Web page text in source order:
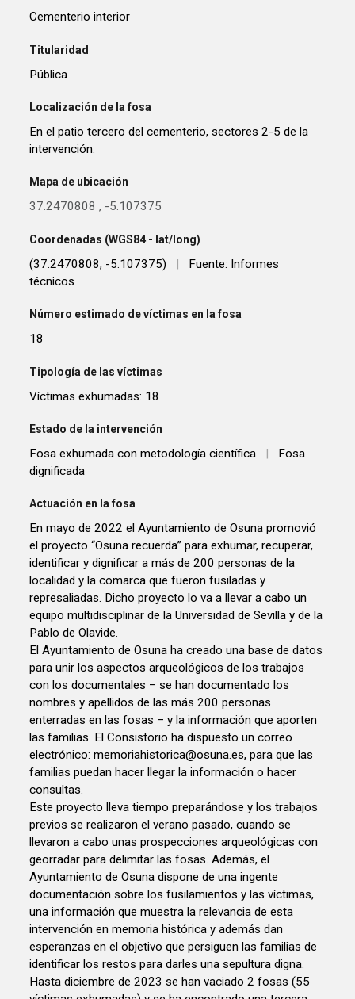
Cementerio interior
Titularidad
Pública
Localización de la fosa
En el patio tercero del cementerio, sectores 2-5 de la
intervención.
Mapa de ubicación
37.2470808 , -5.107375
Coordenadas (WGS84 - lat/long)
(37.2470808, -5.107375) |
Fuente: Informes
técnicos
Número estimado de víctimas en la fosa
18
Tipología de las víctimas
Víctimas exhumadas: 18
Estado de la intervención
Fosa exhumada con metodología científica |
Fosa
dignificada
Actuación en la fosa
En mayo de 2022 el Ayuntamiento de Osuna promovió
el proyecto “Osuna recuerda” para exhumar, recuperar,
identificar y dignificar a más de 200 personas de la
localidad y la comarca que fueron fusiladas y
represaliadas. Dicho proyecto lo va a llevar a cabo un
equipo multidisciplinar de la Universidad de Sevilla y de la
Pablo de Olavide.
El Ayuntamiento de Osuna ha creado una base de datos
para unir los aspectos arqueológicos de los trabajos
con los documentales – se han documentado los
nombres y apellidos de las más 200 personas
enterradas en las fosas – y la información que aporten
las familias. El Consistorio ha dispuesto un correo
electrónico: memoriahistorica@osuna.es, para que las
familias puedan hacer llegar la información o hacer
consultas.
Este proyecto lleva tiempo preparándose y los trabajos
previos se realizaron el verano pasado, cuando se
llevaron a cabo unas prospecciones arqueológicas con
georradar para delimitar las fosas. Además, el
Ayuntamiento de Osuna dispone de una ingente
documentación sobre los fusilamientos y las víctimas,
una información que muestra la relevancia de esta
intervención en memoria histórica y además dan
esperanzas en el objetivo que persiguen las familias de
identificar los restos para darles una sepultura digna.
Hasta diciembre de 2023 se han vaciado 2 fosas (55